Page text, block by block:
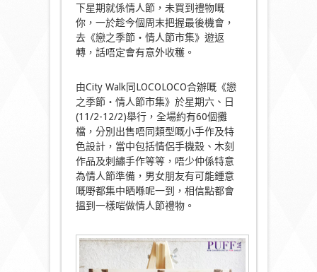
下星期就係情人節，未買到禮物嘅
你，一於趁今個周末把握最後機會，
去《戀之季節・情人節市集》遊返
轉，話唔定會有意外收穫。
由City Walk同LOCOLOCO合辦嘅《戀
之季節・情人節市集》於星期六、日
(11/2-12/2)舉行，全場約有60個攤
檔，分別出售唔同類型嘅小手作及特
色設計，當中包括情侶手機殼、木刻
作品及刺繡手作等等，唔少仲係特意
為情人節準備，男女朋友有可能鍾意
嘅嘢都集中晒喺呢一到，相信點都會
搵到一樣啱做情人節禮物。